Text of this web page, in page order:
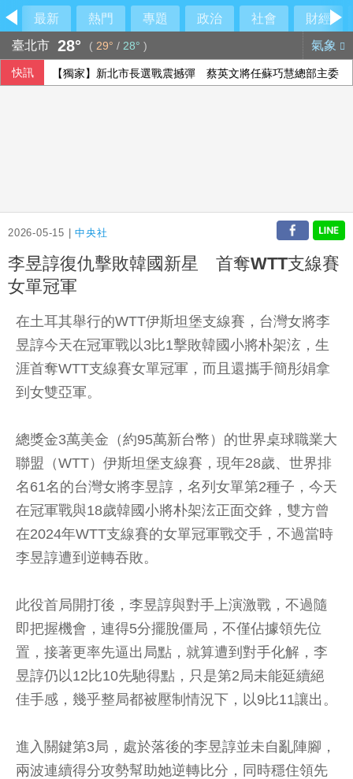
最新 熱門 專題 政治 社會
財經
臺北市 28° ( 29° / 28° ) 氣象
快訊 【獨家】新北市長選戰震撼彈 蔡英文將任蘇巧慧總部主委
2026-05-15 |中央社
李昱諄復仇擊敗韓國新星 首奪WTT支線賽
女單冠軍
在土耳其舉行的WTT伊斯坦堡支線賽，台灣女將李
昱諄今天在冠軍戰以3比1擊敗韓國小將朴架泫，生
涯首奪WTT支線賽女單冠軍，而且還攜手簡彤娟拿
到女雙亞軍。
總獎金3萬美金（約95萬新台幣）的世界桌球職業大
聯盟（WTT）伊斯坦堡支線賽，現年28歲、世界排
名61名的台灣女將李昱諄，名列女單第2種子，今天
在冠軍戰與18歲韓國小將朴架泫正面交鋒，雙方曾
在2024年WTT支線賽的女單冠軍戰交手，不過當時
李昱諄遭到逆轉吞敗。
此役首局開打後，李昱諄與對手上演激戰，不過隨
即把握機會，連得5分擺脫僵局，不僅佔據領先位
置，接著更率先逼出局點，就算遭到對手化解，李
昱諄仍以12比10先馳得點，只是第2局未能延續絕
佳手感，幾乎整局都被壓制情況下，以9比11讓出。
進入關鍵第3局，處於落後的李昱諄並未自亂陣腳，
兩波連續得分攻勢幫助她逆轉比分，同時穩住領先